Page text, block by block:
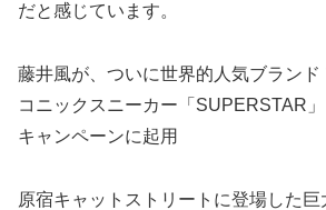
だと感じています。
藤井風が、ついに世界的人気ブランド
コニックスニーカー「SUPERSTAR」
キャンペーンに起用
原宿キャットストリートに登場した